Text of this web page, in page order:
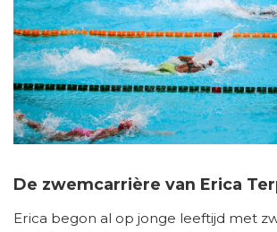
De zwemcarrière van Erica
Erica begon al op jonge leeftijd met